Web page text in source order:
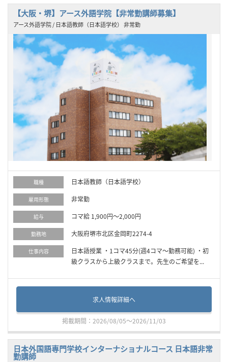
【大阪・堺】アース外語学院【非常勤講師募集】
アース外語学院 / 日本語教師（日本語学校） 非常勤
職種 日本語教師（日本語学校）
雇用形態 非常勤
給与 コマ給 1,900円～2,000円
勤務地 大阪府堺市北区金岡町2274-4
仕事内容
日本語授業 ・1コマ45分(週4コマ～勤務可能) ・初
級クラスから上級クラスまで。先生のご希望を...
求人情報詳細へ
掲載期間：2026/08/05～2026/11/03
日本外国語専門学校インターナショナルコース 日本語非常
勤講師